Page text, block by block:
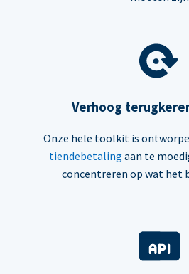
Verhoog
Onze hele toolkit is
tiendebetaling aan te
concentreren op wat het